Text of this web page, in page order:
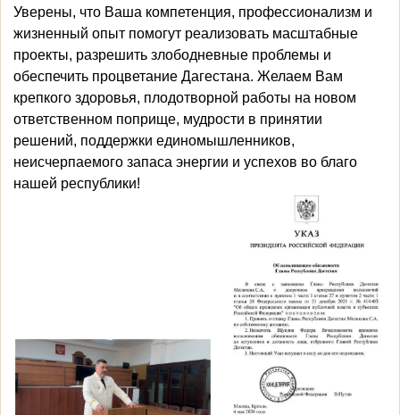
Уверены, что Ваша компетенция, профессионализм и
жизненный опыт помогут реализовать масштабные
проекты, разрешить злободневные проблемы и
обеспечить процветание Дагестана. Желаем Вам
крепкого здоровья, плодотворной работы на новом
ответственном поприще, мудрости в принятии
решений, поддержки единомышленников,
неисчерпаемого запаса энергии и успехов во благо
нашей республики!